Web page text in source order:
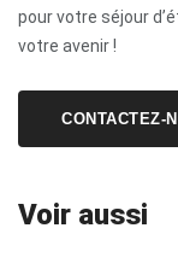
pour votre séjour
votre avenir !
CONTACTEZ-
Voir aussi